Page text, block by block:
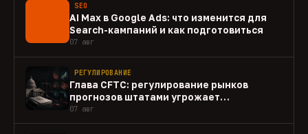
SEO
AI Max в Google Ads: что изменится для
Search-кампаний и как подготовиться
07 авг
РЕГУЛИРОВАНИЕ
Глава CFTC: регулирование рынков
прогнозов штатами угрожает
федеральному рынку
07 авг